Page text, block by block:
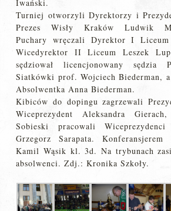
Iwański.
Turniej otworzyli Dyrektorzy i
Prezes Wisły Kraków Ludwik
Puchary wręczali Dyrektor I
Wicedyrektor II Liceum Leszek
sędziował licencjonowany sędzia
Siatkówki prof. Wojciech Biederman,
Absolwentka Anna Biederman.
Kibiców do dopingu zagrzewali
Wiceprezydent Aleksandra
Sobieski pracowali
Grzegorz Sarapata. Konferansjerem
Kamil Wąsik kl. 3d. Na trybunach
absolwenci. Zdj.: Kronika Szkoły.